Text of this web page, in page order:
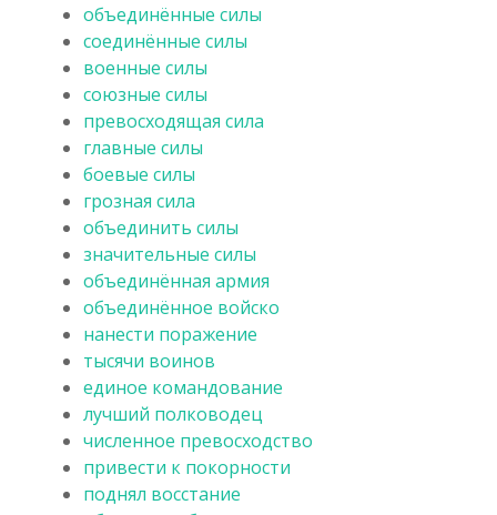
объединённые силы
соединённые силы
военные силы
союзные силы
превосходящая сила
главные силы
боевые силы
грозная сила
объединить силы
значительные силы
объединённая армия
объединённое войско
нанести поражение
тысячи воинов
единое командование
лучший полководец
численное превосходство
привести к покорности
поднял восстание